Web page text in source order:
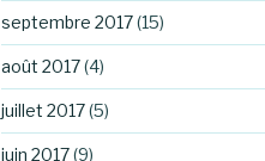
septembre 2017(15)
août 2017(4)
juillet 2017(5)
juin 2017(9)